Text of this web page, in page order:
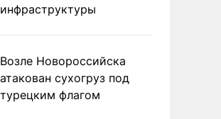
инфраструктуры
Возле Новороссийска
атакован сухогруз под
турецким флагом